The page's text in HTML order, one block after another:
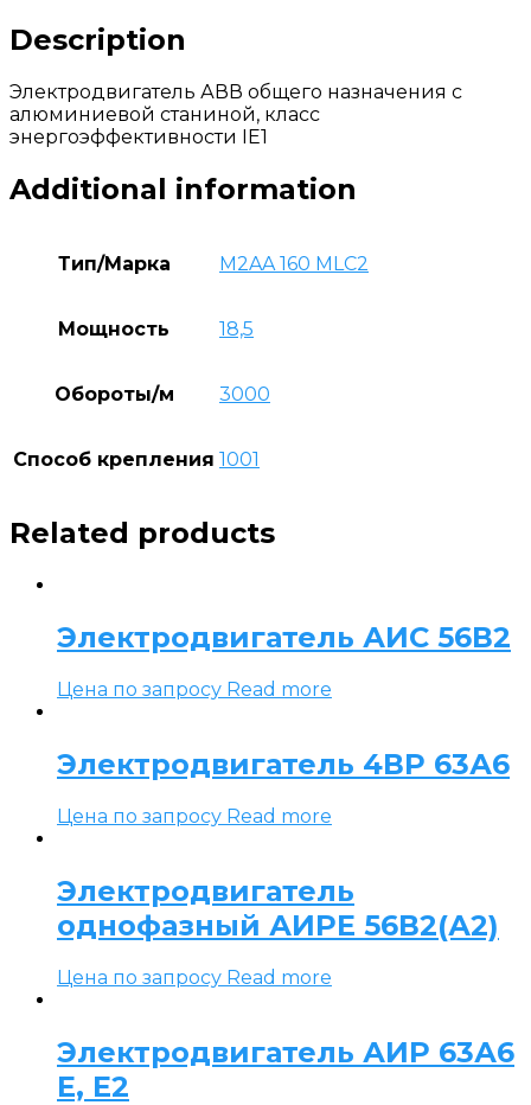
Description
Электродвигатель АВВ общего назначения с
алюминиевой станиной, класс
энергоэффективности IE1
Additional information
Тип/Марка M2AA 160 MLC2
Мощность 18,5
Обороты/м 3000
Способ крепления 1001
Related products
Электродвигатель АИС 56В2
Цена по запросу Read more
Электродвигатель 4ВР 63А6
Цена по запросу Read more
Электродвигатель
однофазный АИРЕ 56В2(А2)
Цена по запросу Read more
Электродвигатель АИР 63А6
Е, Е2